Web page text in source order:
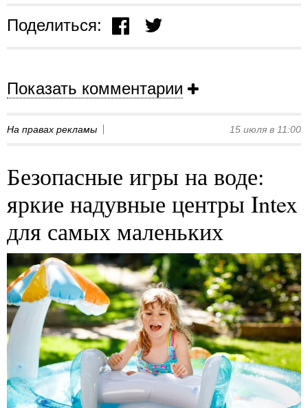
Поделиться:
Показать комментарии
На правах рекламы 15 июля в 11:00
Безопасные игры на воде:
яркие надувные центры Intex
для самых маленьких